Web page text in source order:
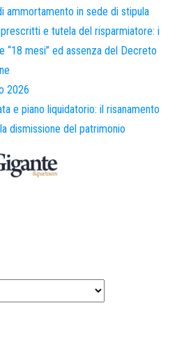
ammortamento in sede di stipula
e tutela del risparmiatore: i
“18 mesi” ed assenza del Decreto
2026
e piano liquidatorio: il risanamento
dismissione del patrimonio